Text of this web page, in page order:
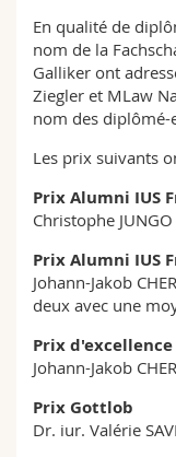
En qualité de
nom de la
Galliker ont
Ziegler et MLaw
nom des diplômé-
Les prix suivants
Prix Alumni IUS
Christophe
Prix Alumni IUS
Johann-Jakob
deux avec une
Prix d'excellence
Johann-Jakob
Prix Gottlob
Dr. iur. Valérie